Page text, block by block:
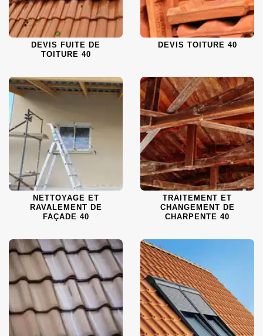
DEVIS FUITE DE
TOITURE 40
DEVIS TOITURE 40
NETTOYAGE ET
RAVALEMENT DE
FAÇADE 40
TRAITEMENT ET
CHANGEMENT DE
CHARPENTE 40